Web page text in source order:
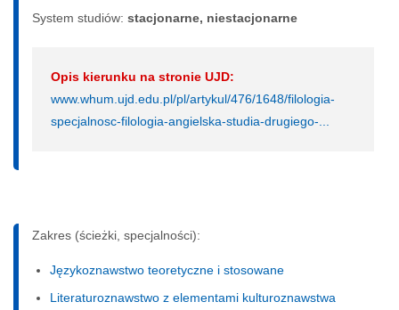
System studiów: sta­cjo­nar­ne, nie­sta­cjo­nar­ne
Opis kierunku na stronie UJD:
www.whum.ujd.edu.pl/pl/artykul/476/1648/filologia-
specjalnosc-filologia-angielska-studia-drugiego-...
Zakres (ścieżki, specjalności):
Językoznawstwo teoretyczne i stosowane
Literaturoznawstwo z elementami kulturoznawstwa